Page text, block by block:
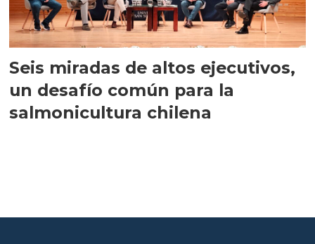
Seis miradas de altos ejecutivos,
un desafío común para la
salmonicultura chilena